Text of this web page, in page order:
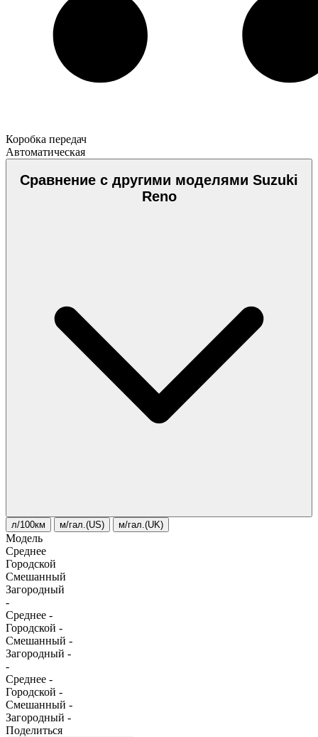
Коробка передач
Автоматическая
Сравнение с другими моделями Suzuki
Reno
л/100км м/гал.(US) м/гал.(UK)
Модель
Среднее
Городской
Смешанный
Загородный
-
Среднее -
Городской -
Смешанный -
Загородный -
-
Среднее -
Городской -
Смешанный -
Загородный -
Поделиться